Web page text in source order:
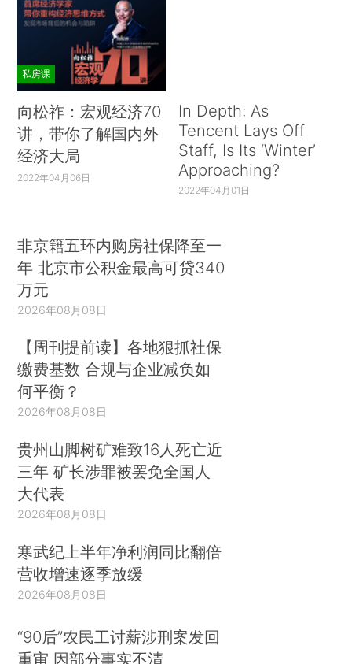
私房课
向松祚：宏观经济70
讲，带你了解国内外
经济大局
2022年04月06日
In Depth: As
Tencent Lays Off
Staff, Is Its ‘Winter’
Approaching?
2022年04月01日
非京籍五环内购房社保降至一
年 北京市公积金最高可贷340
万元
2026年08月08日
【周刊提前读】各地狠抓社保
缴费基数 合规与企业减负如
何平衡？
2026年08月08日
贵州山脚树矿难致16人死亡近
三年 矿长涉罪被罢免全国人
大代表
2026年08月08日
寒武纪上半年净利润同比翻倍
营收增速逐季放缓
2026年08月08日
“90后”农民工讨薪涉刑案发回
重审 因部分事实不清